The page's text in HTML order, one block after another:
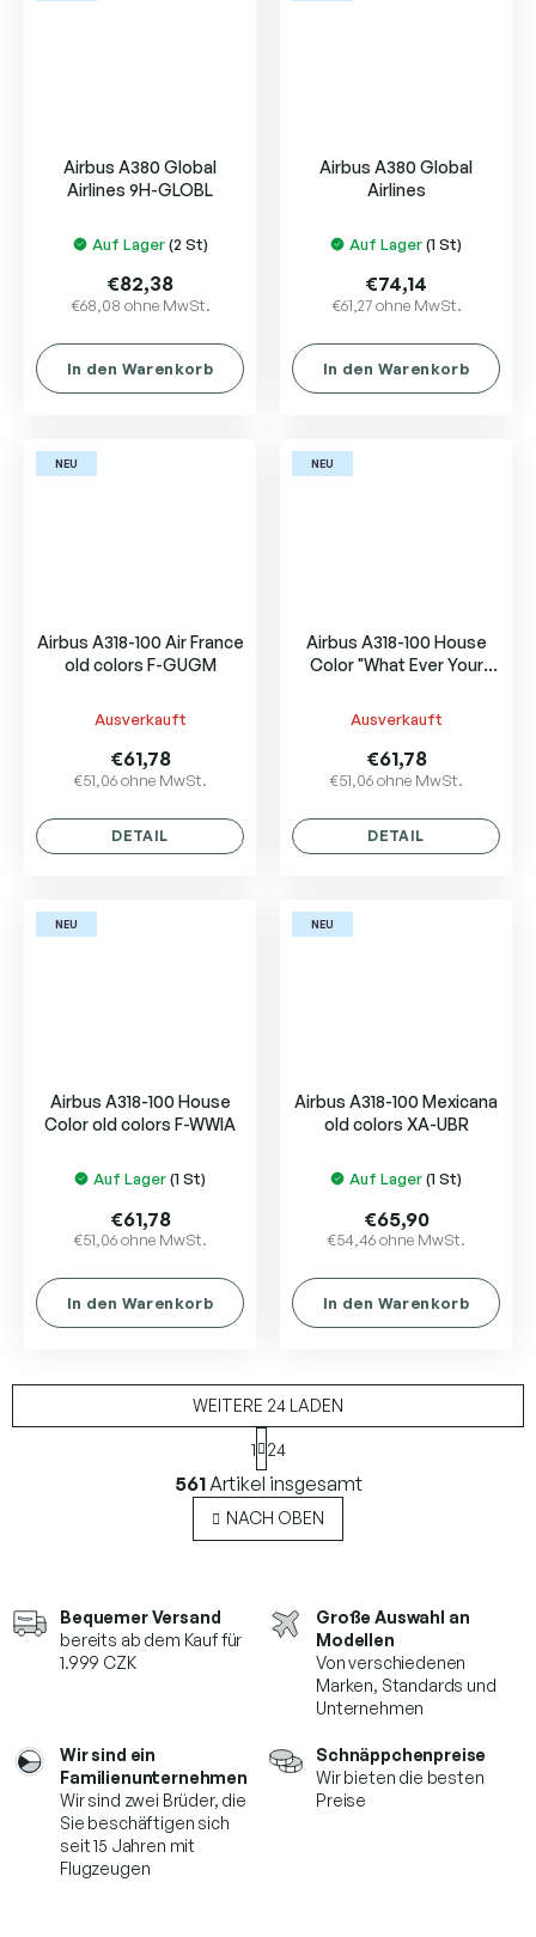
Airbus A380 Global
Airlines 9H-GLOBL
Auf Lager(2 St)
€68,08 ohne MwSt.
€82,38
In den Warenkorb
Airbus A380 Global
Airlines
Auf Lager(1 St)
€61,27 ohne MwSt.
€74,14
In den Warenkorb
NEU
Airbus A318-100 Air France
old colors F-GUGM
Ausverkauft
€51,06 ohne MwSt.
€61,78
DETAIL
NEU
Airbus A318-100 House
Color "What Ever Your
Ausverkauft
€51,06 ohne MwSt.
€61,78
DETAIL
NEU
Airbus A318-100 House
Color old colors F-WWIA
Auf Lager(1 St)
€51,06 ohne MwSt.
€61,78
In den Warenkorb
NEU
Airbus A318-100 Mexicana
old colors XA-UBR
Auf Lager(1 St)
€54,46 ohne MwSt.
€65,90
In den Warenkorb
S
t
e
u
e
l
t
e
WEITERE 24 LADEN
a
g
i
n
i
n
g
1 24
561Artikel insgesamt
NACH OBEN
Bequemer Versand
bereits ab dem Kauf für
1.999 CZK
Große Auswahl an
Modellen
Von verschiedenen
Marken, Standards und
Unternehmen
Wir sind ein
Familienunternehmen
Wir sind zwei Brüder, die
Sie beschäftigen sich
seit 15 Jahren mit
Flugzeugen
Schnäppchenpreise
Wir bieten die besten
Preise